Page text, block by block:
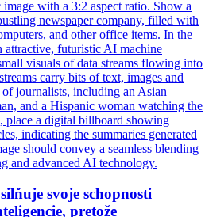
svoje schopnosti
pretože